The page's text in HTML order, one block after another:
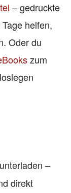
– gedruckte
helfen,
Oder du
zum
–
direkt